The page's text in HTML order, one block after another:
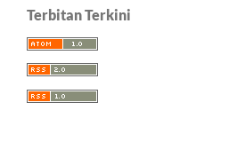
Terbitan Terkini